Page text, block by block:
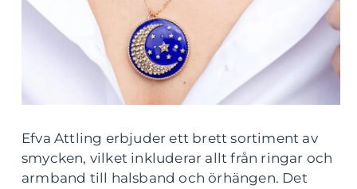
Efva Attling erbjuder ett brett sortiment av
smycken, vilket inkluderar allt från ringar och
armband till halsband och örhängen. Det